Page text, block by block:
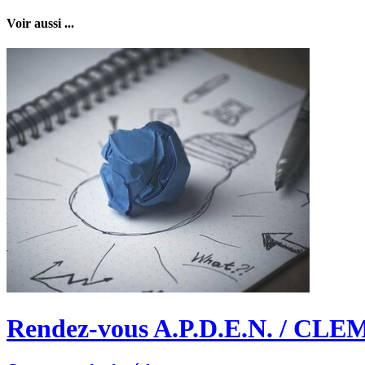
Voir aussi ...
Rendez-vous A.P.D.E.N. /